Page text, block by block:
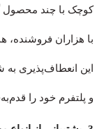
با هزاران فروشنده،
این انعطاف‌پذیری
و پلتفرم خود را